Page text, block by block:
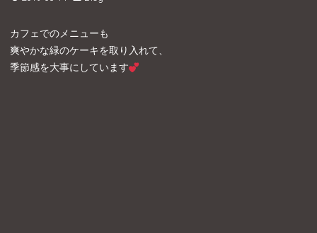
カフェでのメニューも
爽やかな緑のケーキを取り入れて、
季節感を大事にしています